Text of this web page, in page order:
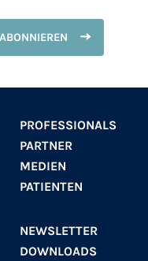
PROFESSIONALS
PARTNER
MEDIEN
PATIENTEN
NEWSLETTER
DOWNLOADS